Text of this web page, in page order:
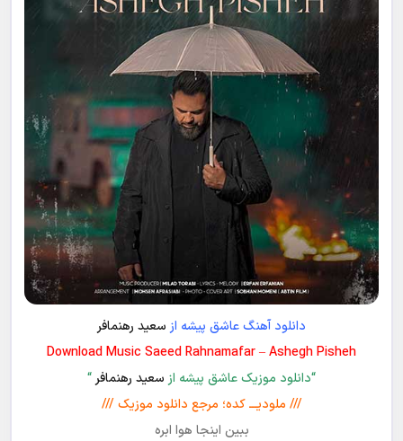
دانلود آهنگ عاشق پیشه از سعید رهنمافر
Download Music Saeed Rahnamafar – Ashegh Pisheh
“دانلود موزیک عاشق پیشه از سعید رهنمافر “
/// ملودیـــ کده؛ مرجع دانلود موزیک ///
ببین اینجا هوا ابره